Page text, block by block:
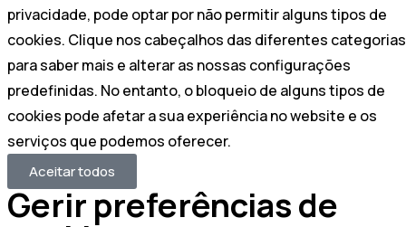
privacidade, pode optar por não permitir alguns tipos de
cookies. Clique nos cabeçalhos das diferentes categorias
para saber mais e alterar as nossas configurações
predefinidas. No entanto, o bloqueio de alguns tipos de
cookies pode afetar a sua experiência no website e os
serviços que podemos oferecer.
Aceitar todos
Gerir preferências de